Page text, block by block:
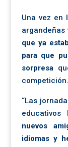
Una vez en
argandeñas
que ya
para que
sorpresa
competición.
“Las
educativos
nuevos
idiomas y